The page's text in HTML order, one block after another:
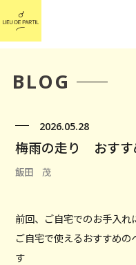
BLOG
2026.05.28
梅雨の走り おすす
飯田 茂
前回、ご自宅でのお手入
ご自宅で使えるおすすめ
す